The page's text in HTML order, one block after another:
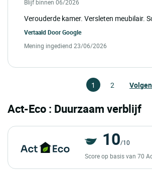
Blijf binnen 06/2026
Verouderde kamer. Versleten meubilair.
Vertaald DoorGoogle
Mening ingediend 23/06/2026
1 2
Act-Eco : Duurzaam verblijf
10/10
Score op basis van 70